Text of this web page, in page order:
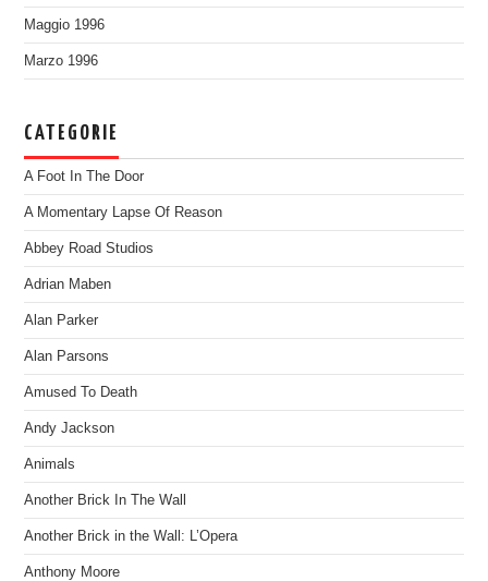
Maggio 1996
Marzo 1996
CATEGORIE
A Foot In The Door
A Momentary Lapse Of Reason
Abbey Road Studios
Adrian Maben
Alan Parker
Alan Parsons
Amused To Death
Andy Jackson
Animals
Another Brick In The Wall
Another Brick in the Wall: L’Opera
Anthony Moore